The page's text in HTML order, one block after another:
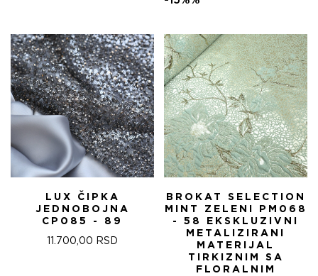
5.100,00 RSD.
LUX ČIPKA
JEDNOBOJNA
CP085 - 89
11.700,00 RSD
BROKAT SELECTION
MINT ZELENI PM068
- 58 EKSKLUZIVNI
METALIZIRANI
MATERIJAL
TIRKIZNIM SA
FLORALNIM